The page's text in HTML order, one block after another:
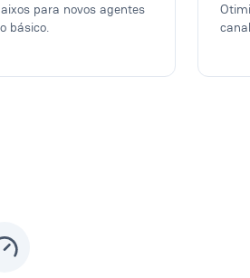
para novos agentes
básico.